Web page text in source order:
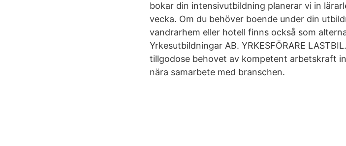
bokar din intensivutbildning planerar vi in
vecka. Om du behöver boende under din
vandrarhem eller hotell finns också som
Yrkesutbildningar AB. YRKESFÖRARE
tillgodose behovet av kompetent arbetskraft
nära samarbete med branschen.